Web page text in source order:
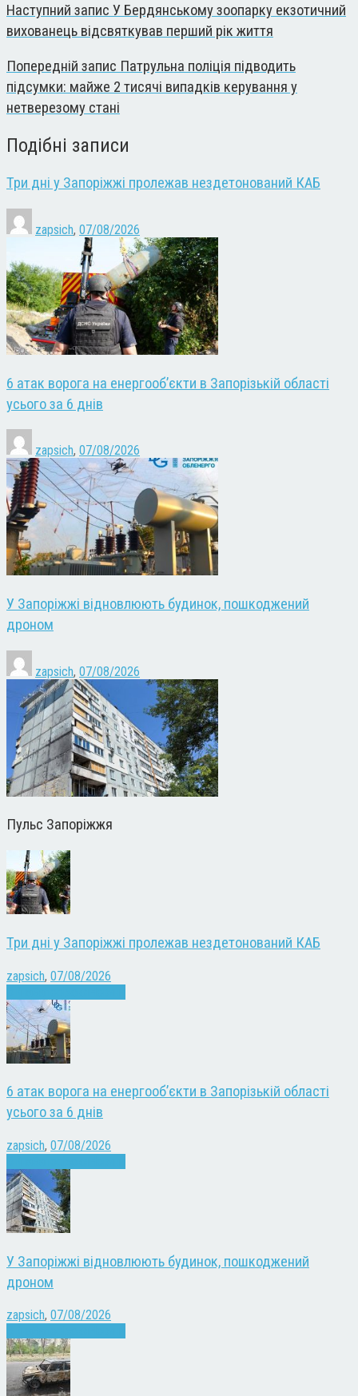
Наступний запис У Бердянському зоопарку екзотичний
вихованець відсвяткував перший рік життя
Попередній запис Патрульна поліція підводить
підсумки: майже 2 тисячі випадків керування у
нетверезому стані
Подібні записи
Три дні у Запоріжжі пролежав нездетонований КАБ
zapsich, 07/08/2026
6 атак ворога на енергооб’єкти в Запорізькій області
усього за 6 днів
zapsich, 07/08/2026
У Запоріжжі відновлюють будинок, пошкоджений
дроном
zapsich, 07/08/2026
Пульс Запоріжжя
Три дні у Запоріжжі пролежав нездетонований КАБ
zapsich, 07/08/2026
6 атак ворога на енергооб’єкти в Запорізькій області
усього за 6 днів
zapsich, 07/08/2026
У Запоріжжі відновлюють будинок, пошкоджений
дроном
zapsich, 07/08/2026